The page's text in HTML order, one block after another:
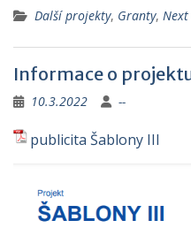
Další projekty, Granty,
Informace o
10.3.2022 --
publicita Šablony III